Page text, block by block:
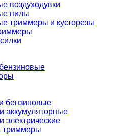
воздуходувки
пилы
триммеры и кусторезы
бензиновые
аккумуляторные
электрические
триммеры